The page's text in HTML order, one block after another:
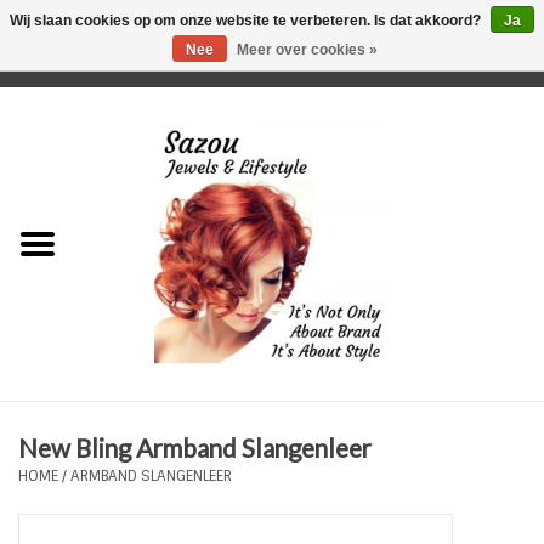
Just for Him
Plus Size Sieraden
New Bling Armband Slangenleer
HOME/ARMBAND SLANGENLEER
Wij slaan cookies op om onze website te verbeteren. Is dat akkoord?
Ja
Nee
Meer over cookies »